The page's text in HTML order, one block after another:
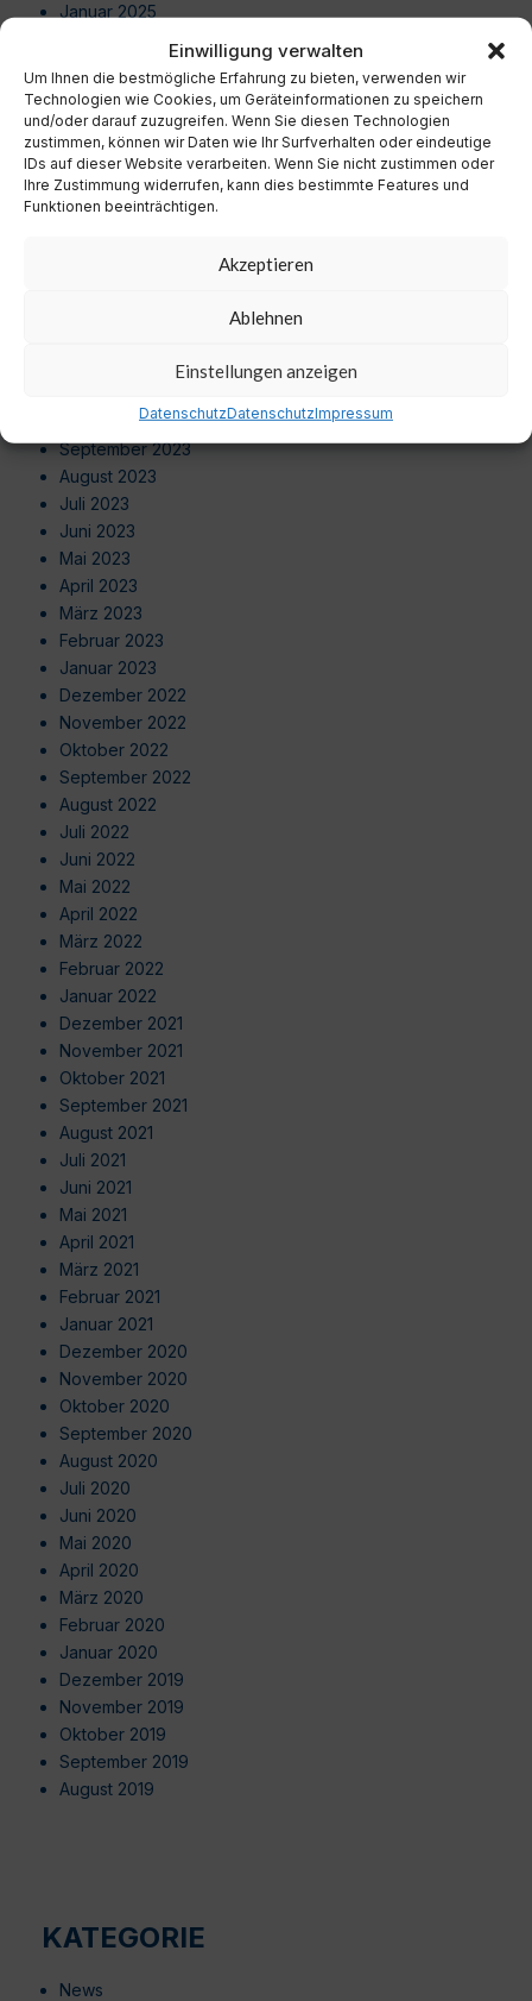
Einwilligung verwalten
Um Ihnen die bestmögliche Erfahrung zu bieten, verwenden wir
Technologien wie Cookies, um Geräteinformationen zu speichern
und/oder darauf zuzugreifen. Wenn Sie diesen Technologien
zustimmen, können wir Daten wie Ihr Surfverhalten oder eindeutige
IDs auf dieser Website verarbeiten. Wenn Sie nicht zustimmen oder
Ihre Zustimmung widerrufen, kann dies bestimmte Features und
Funktionen beeinträchtigen.
Akzeptieren
Ablehnen
Einstellungen anzeigen
DatenschutzDatenschutzImpressum
Januar 2025
Oktober 2024
September 2024
August 2024
Juli 2024
Juni 2024
Dezember 2023
Oktober 2023
September 2023
August 2023
Juli 2023
Juni 2023
Mai 2023
April 2023
März 2023
Februar 2023
Januar 2023
Dezember 2022
November 2022
Oktober 2022
September 2022
August 2022
Juli 2022
Juni 2022
Mai 2022
April 2022
März 2022
Februar 2022
Januar 2022
Dezember 2021
November 2021
Oktober 2021
September 2021
August 2021
Juli 2021
Juni 2021
Mai 2021
April 2021
März 2021
Februar 2021
Januar 2021
Dezember 2020
November 2020
Oktober 2020
September 2020
August 2020
Juli 2020
Juni 2020
Mai 2020
April 2020
März 2020
Februar 2020
Januar 2020
Dezember 2019
November 2019
Oktober 2019
September 2019
August 2019
KATEGORIE
News